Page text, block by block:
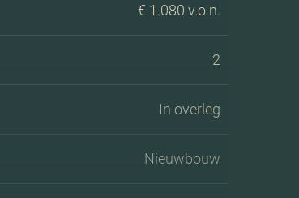
€ 1.080 v.o.n.
2
In overleg
Nieuwbouw